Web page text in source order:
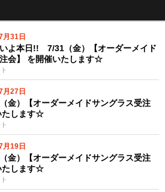
月31日
よ本日!! 7/31（金）【オーダーメイド
会】 を開催いたします☆
月27日
金）【オーダーメイドサングラス受注
たします☆
月19日
金）【オーダーメイドサングラス受注
たします☆